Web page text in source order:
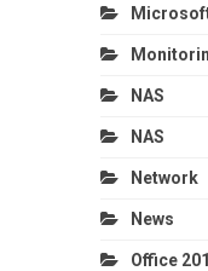
NAS
NAS
Network
News
Office